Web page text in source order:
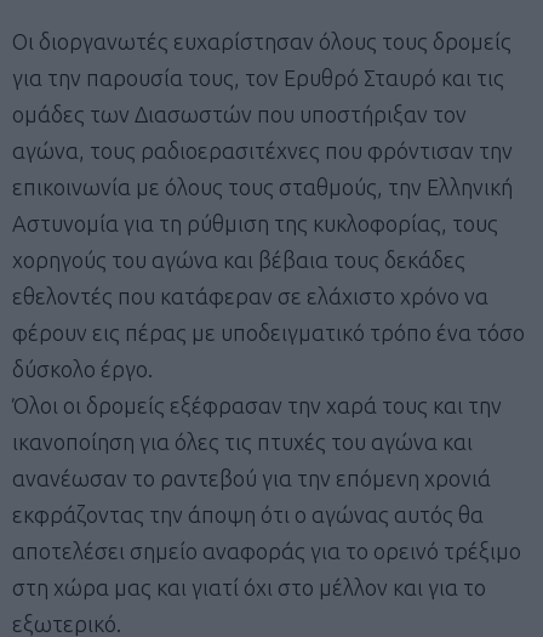
Οι διοργανωτές ευχαρίστησαν όλους τους δρομείς
για την παρουσία τους, τον Ερυθρό Σταυρό και τις
ομάδες των Διασωστών που υποστήριξαν τον
αγώνα, τους ραδιοερασιτέχνες που φρόντισαν την
επικοινωνία με όλους τους σταθμούς, την Ελληνική
Αστυνομία για τη ρύθμιση της κυκλοφορίας, τους
χορηγούς του αγώνα και βέβαια τους δεκάδες
εθελοντές που κατάφεραν σε ελάχιστο χρόνο να
φέρουν εις πέρας με υποδειγματικό τρόπο ένα τόσο
δύσκολο έργο.
Όλοι οι δρομείς εξέφρασαν την χαρά τους και την
ικανοποίηση για όλες τις πτυχές του αγώνα και
ανανέωσαν το ραντεβού για την επόμενη χρονιά
εκφράζοντας την άποψη ότι ο αγώνας αυτός θα
αποτελέσει σημείο αναφοράς για το ορεινό τρέξιμο
στη χώρα μας και γιατί όχι στο μέλλον και για το
εξωτερικό.